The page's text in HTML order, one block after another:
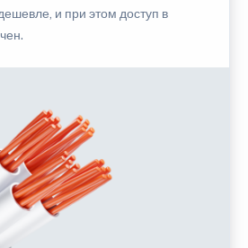
и при этом доступ в